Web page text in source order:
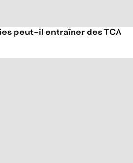
peut-il entraîner des TCA